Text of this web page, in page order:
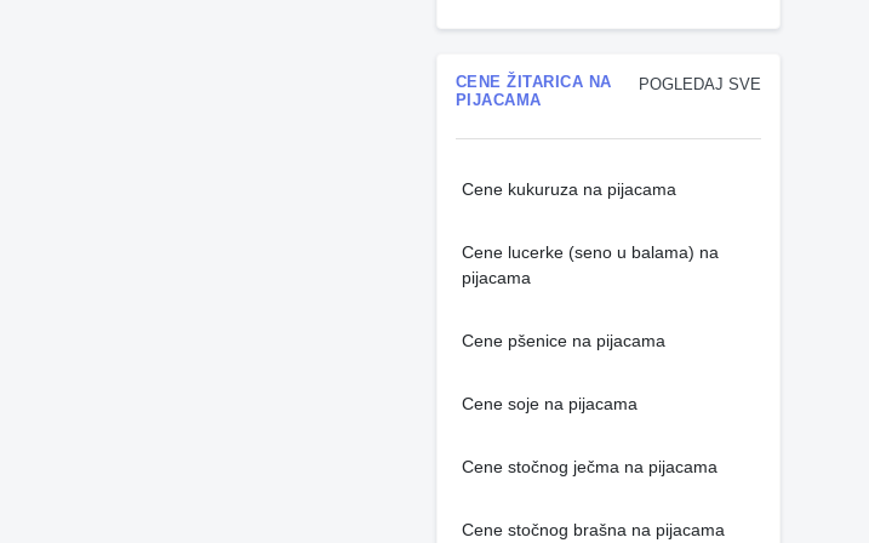
POGLEDAJ SVE
CENE ŽITARICA NA
PIJACAMA
Cene kukuruza na pijacama
Cene lucerke (seno u balama) na
pijacama
Cene pšenice na pijacama
Cene soje na pijacama
Cene stočnog ječma na pijacama
Cene stočnog brašna na pijacama